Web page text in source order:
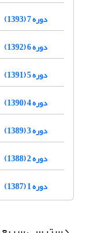
دوره 7 (1393)
دوره 6 (1392)
دوره 5 (1391)
دوره 4 (1390)
دوره 3 (1389)
دوره 2 (1388)
دوره 1 (1387)